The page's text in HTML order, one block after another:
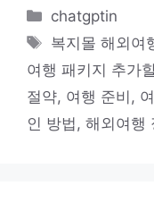
카
테
리
chatgptin
태
그
복지몰 해외여
여행 패키지 추가
절약, 여행 준비 ,
인 방법, 해외여행